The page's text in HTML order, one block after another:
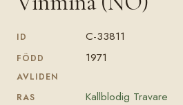
ID C-33811
FÖDD 1971
AVLIDEN
RAS
Kallblodig Travare